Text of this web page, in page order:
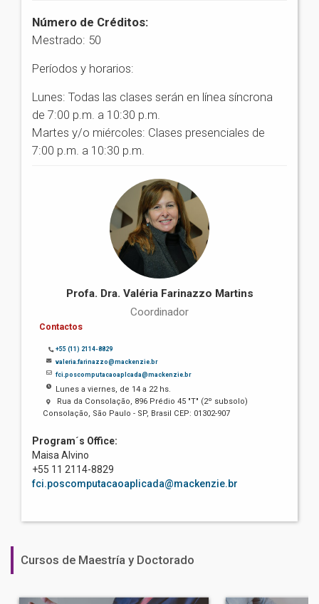
Número de Créditos:
Mestrado: 50
Períodos y horarios:
Lunes: Todas las clases serán en línea síncrona
de 7:00 p.m. a 10:30 p.m.
Martes y/o miércoles: Clases presenciales de
7:00 p.m. a 10:30 p.m.
Profa. Dra. Valéria Farinazzo Martins
Coordinador
Contactos
+55 (11) 2114-8829
valeria.farinazzo@mackenzie.br
fci.poscomputacaoaplcada@mackenzie.br
Lunes a viernes, de 14 a 22 hs.
Rua da Consolação, 896 Prédio 45 "T" (2º subsolo)
Consolação, São Paulo - SP, Brasil CEP: 01302-907
Program´s Office:
Maisa Alvino
+55 11 2114-8829
fci.poscomputacaoaplicada@mackenzie.br
Cursos de Maestría y Doctorado